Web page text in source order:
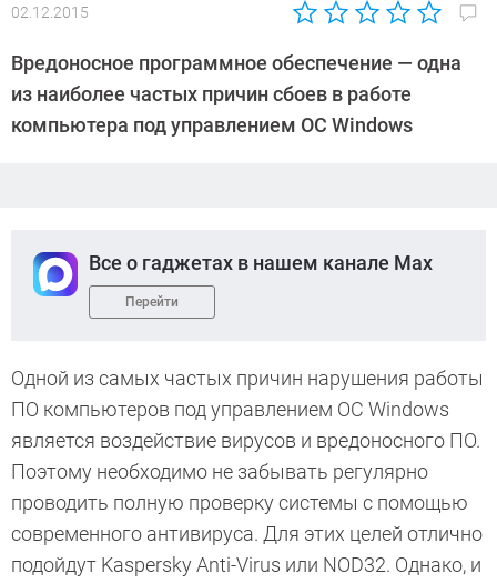
02.12.2015
Автор:
Давыдов
Вредоносное программное обеспечение — одна
из наиболее частых причин сбоев в работе
компьютера под управлением ОС Windows
Все о гаджетах в нашем канале Max
Перейти
Одной из самых частых причин нарушения работы
ПО компьютеров под управлением ОС Windows
является воздействие вирусов и вредоносного ПО.
Поэтому необходимо не забывать регулярно
проводить полную проверку системы с помощью
современного антивируса. Для этих целей отлично
подойдут Kaspersky Anti-Virus или NOD32. Однако, и